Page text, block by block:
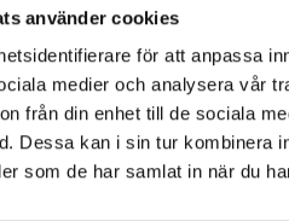
använder cookies
för att anpassa
medier och analysera vår
från din enhet till de sociala
Dessa kan i sin tur kombinera
som de har samlat in när du